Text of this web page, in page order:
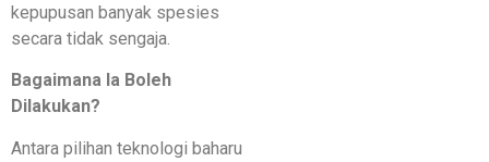
kepupusan banyak spesies
secara tidak sengaja.
Bagaimana Ia Boleh
Dilakukan?
Antara pilihan teknologi baharu